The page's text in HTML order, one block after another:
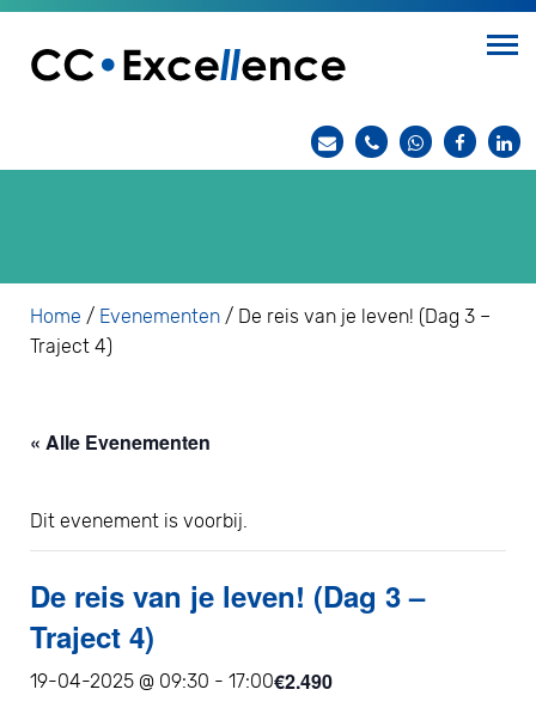
Home / Evenementen / De reis van je leven! (Dag 3 –
Traject 4)
« Alle Evenementen
Dit evenement is voorbij.
De reis van je leven! (Dag 3 –
Traject 4)
19-04-2025 @ 09:30 - 17:00€2.490